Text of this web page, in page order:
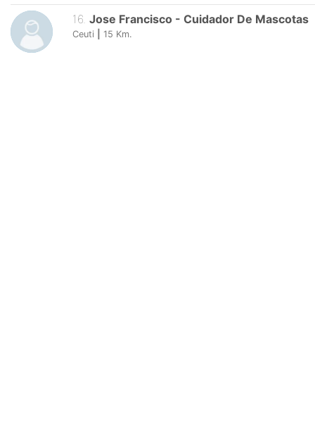
16 Jose Francisco - Cuidador De Mascotas
Ceuti 15 Km.